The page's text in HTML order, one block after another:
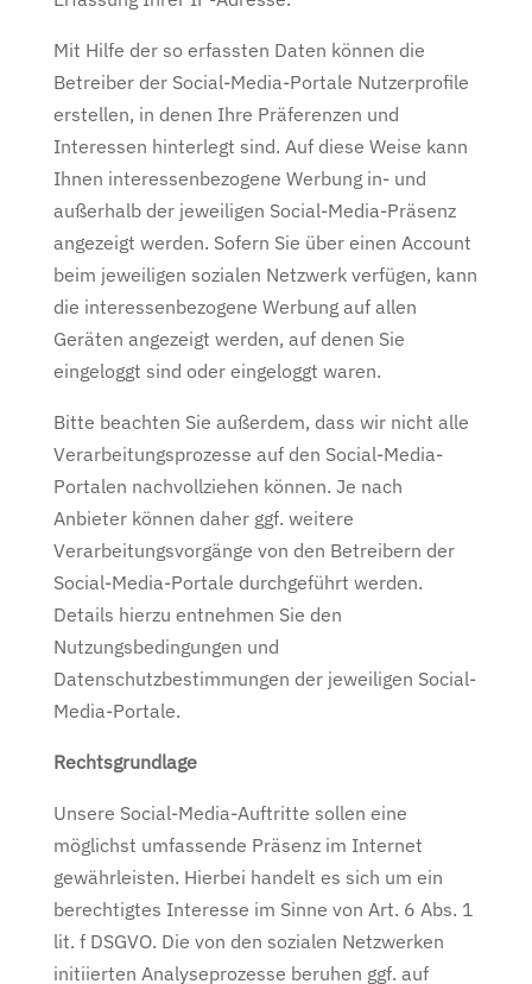
Mit Hilfe der so erfassten Daten können die
Betreiber der Social-Media-Portale Nutzerprofile
erstellen, in denen Ihre Präferenzen und
Interessen hinterlegt sind. Auf diese Weise kann
Ihnen interessenbezogene Werbung in- und
außerhalb der jeweiligen Social-Media-Präsenz
angezeigt werden. Sofern Sie über einen Account
beim jeweiligen sozialen Netzwerk verfügen, kann
die interessenbezogene Werbung auf allen
Geräten angezeigt werden, auf denen Sie
eingeloggt sind oder eingeloggt waren.
Bitte beachten Sie außerdem, dass wir nicht alle
Verarbeitungsprozesse auf den Social-Media-
Portalen nachvollziehen können. Je nach
Anbieter können daher ggf. weitere
Verarbeitungsvorgänge von den Betreibern der
Social-Media-Portale durchgeführt werden.
Details hierzu entnehmen Sie den
Nutzungsbedingungen und
Datenschutzbestimmungen der jeweiligen Social-
Media-Portale.
Rechtsgrundlage
Unsere Social-Media-Auftritte sollen eine
möglichst umfassende Präsenz im Internet
gewährleisten. Hierbei handelt es sich um ein
berechtigtes Interesse im Sinne von Art. 6 Abs. 1
lit. f DSGVO. Die von den sozialen Netzwerken
initiierten Analyseprozesse beruhen ggf. auf